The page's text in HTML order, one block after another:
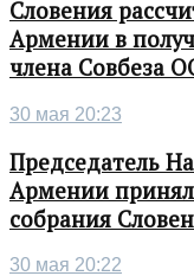
Словения
Армении в
члена Совбеза
30 мая 20:23
Председатель
Армении принял
собрания
30 мая 20:22